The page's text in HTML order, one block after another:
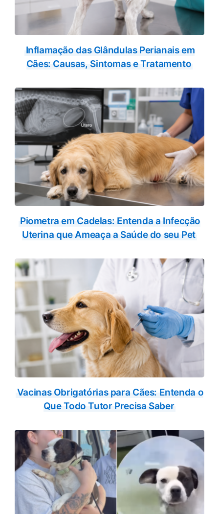
Inflamação das Glândulas Perianais em
Cães: Causas, Sintomas e Tratamento
Piometra em Cadelas: Entenda a Infecção
Uterina que Ameaça a Saúde do seu Pet
Vacinas Obrigatórias para Cães: Entenda o
Que Todo Tutor Precisa Saber